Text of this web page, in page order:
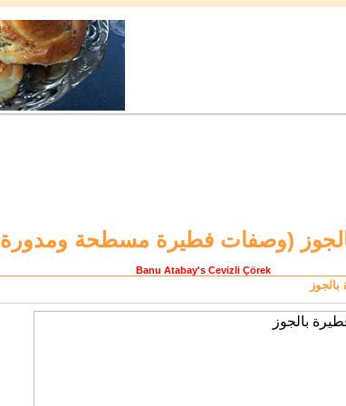
(وصفات فطيرة مسطحة
Banu Atabay's Cevizli Çörek